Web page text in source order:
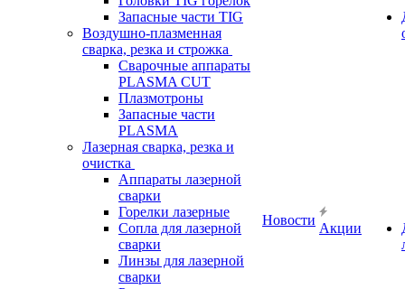
Запасные части TIG
Воздушно-плазменная
сварка, резка и строжка
Сварочные аппараты
PLASMA CUT
Плазмотроны
Запасные части
PLASMA
Лазерная сварка, резка и
очистка
Аппараты лазерной
сварки
Горелки лазерные
Сопла для лазерной
сварки
Линзы для лазерной
сварки
Новости
Акции